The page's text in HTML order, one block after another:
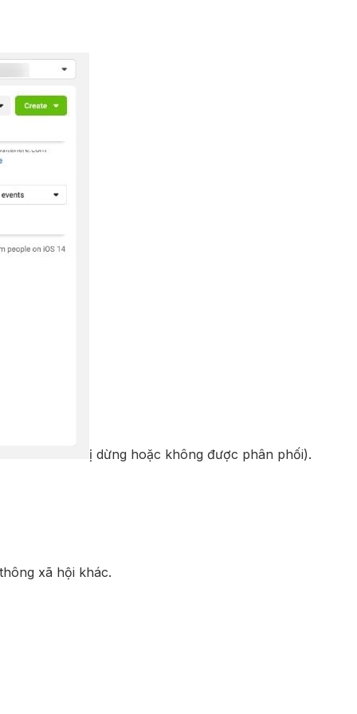
ị dừng hoặc không được phân phối).
xã hội khác.